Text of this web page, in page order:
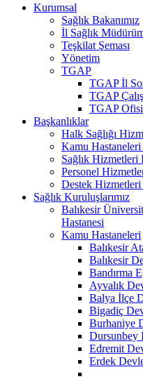
Kurumsal
Sağlık Bakanımız
İl Sağlık
Teşkilat Şeması
Yönetim
TGAP
TGAP İl
TGAP
TGAP Ofisi
Başkanlıklar
Halk Sağlığı
Kamu Hastaneleri
Sağlık Hizmetleri
Personel
Destek Hizmetleri
Sağlık Kuruluşlarımız
Balıkesir
Hastanesi
Kamu Hastaneleri
Balıkesir
Balıkesir
Bandırma
Ayvalık
Balya İlçe
Bigadiç
Burhaniye
Dursunbey
Edremit
Erdek